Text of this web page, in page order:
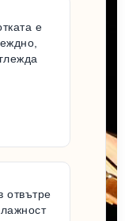
е
отвътре